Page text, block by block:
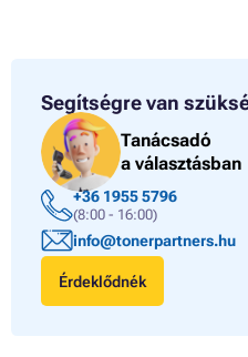
Segítségre van
Tanácsadó
a választásban
+36 1955 5796
(8:00 - 16:00)
info@tonerpartners.hu
Érdeklődnék